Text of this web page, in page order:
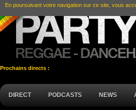
Prochains directs :
DIRECT PODCASTS NEWS
En poursuivant votre navigation sur ce site, vous